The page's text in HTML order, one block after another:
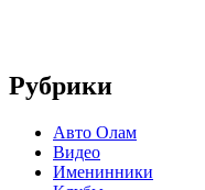
Рубрики
Авто Олам
Видео
Именинники